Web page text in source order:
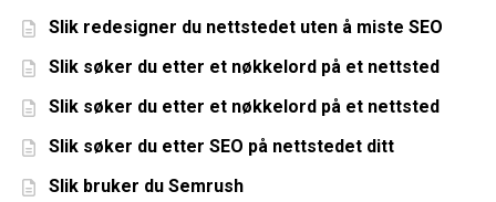
Slik redesigner du nettstedet uten å miste SEO
Slik søker du etter et nøkkelord på et nettsted
Slik søker du etter et nøkkelord på et nettsted
Slik søker du etter SEO på nettstedet ditt
Slik bruker du Semrush